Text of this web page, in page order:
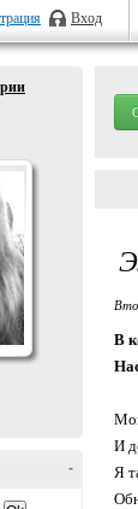
Вход
-
В
И
Я